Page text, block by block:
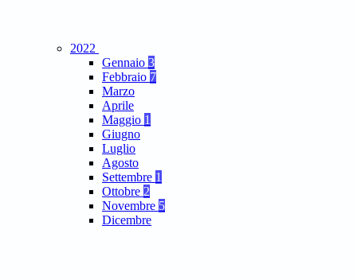
2022
Gennaio 3
Febbraio 7
Marzo
Aprile
Maggio 1
Giugno
Luglio
Agosto
Settembre 1
Ottobre 2
Novembre 5
Dicembre